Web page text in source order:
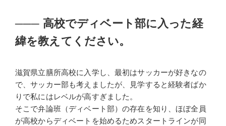
─── 高校でディベート部に入った経
緯を教えてください。
滋賀県立膳所高校に入学し、最初はサッカーが好きなの
で、サッカー部も考えましたが、見学すると経験者ばか
りで私にはレベルが高すぎました。
そこで弁論班（ディベート部）の存在を知り、ほぼ全員
が高校からディベートを始めるためスタートラインが同